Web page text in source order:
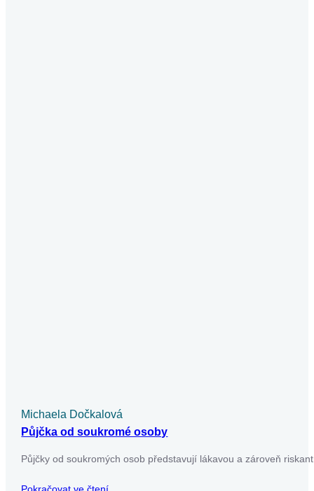
Usnadněte si to – vyplňte jen jeden formulář a
ochotné vám půjčit. Pak už si jen vyberete tu